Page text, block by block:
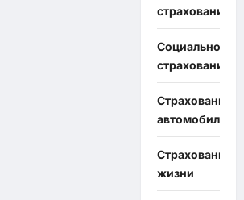
страхования
Социальное
страхование
Страхование
автомобиля
Страхование
жизни